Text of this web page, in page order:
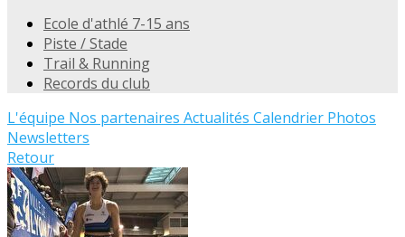
Ecole d'athlé 7-15 ans
Piste / Stade
Trail & Running
Records du club
L'équipe Nos partenaires Actualités Calendrier Photos
Newsletters
Retour